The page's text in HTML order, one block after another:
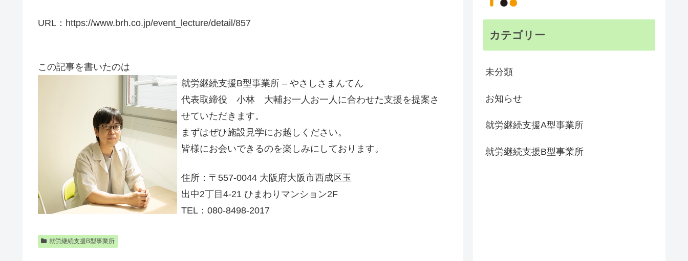
URL：https://www.brh.co.jp/event_lecture/detail/857
この記事を書いたのは
就労継続支援B型事業所 – やさしさまんてん
代表取締役 小林 大輔お一人お一人に合わせた支援を提案さ
せていただきます。
まずはぜひ施設見学にお越しください。
皆様にお会いできるのを楽しみにしております。
住所：〒557-0044 大阪府大阪市西成区玉
出中2丁目4-21 ひまわりマンション2F
TEL：080-8498-2017
就労継続支援B型事業所
カテゴリー
未分類
お知らせ
就労継続支援A型事業所
就労継続支援B型事業所